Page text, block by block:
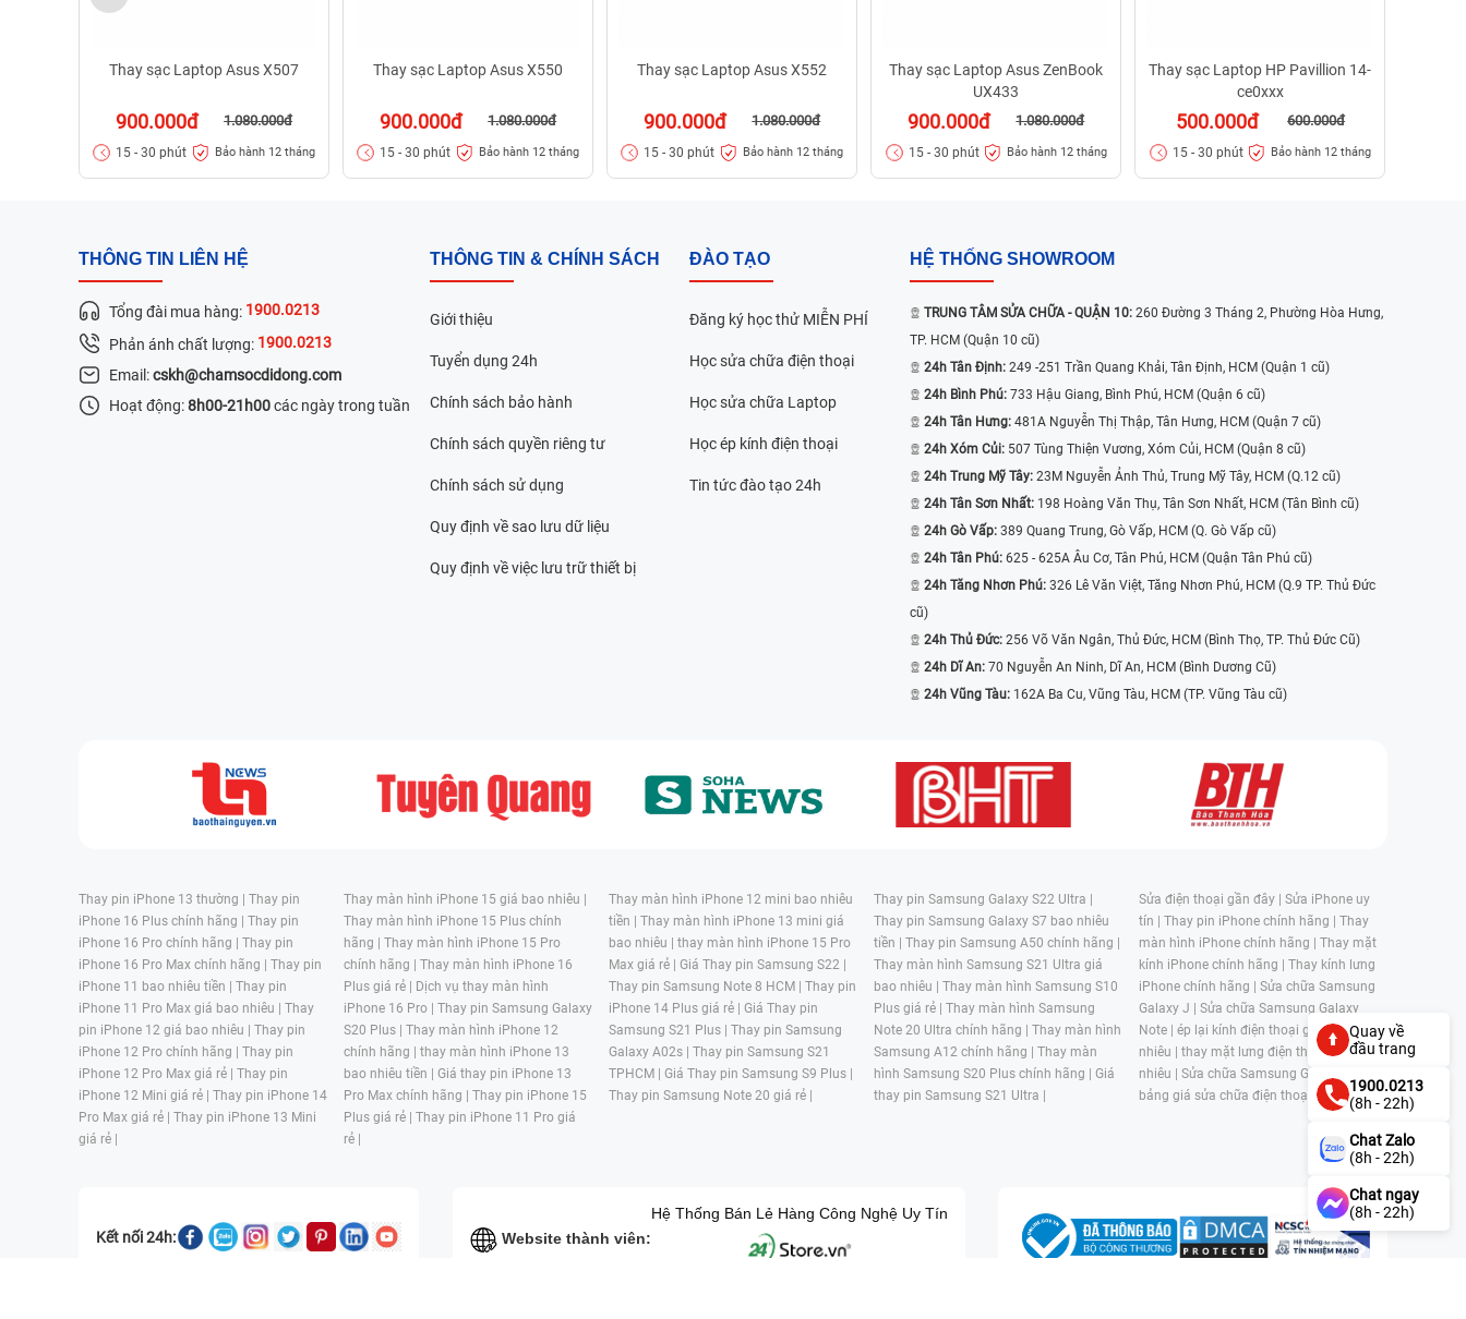
Thay sạc Laptop Asus X507
900.000đ 1.080.000đ
15 - 30 phút Bảo hành 12 tháng
Thay sạc Laptop Asus X550
900.000đ 1.080.000đ
15 - 30 phút Bảo hành 12 tháng
Thay sạc Laptop Asus X552
900.000đ 1.080.000đ
15 - 30 phút Bảo hành 12 tháng
Thay sạc Laptop Asus ZenBook
UX433
900.000đ 1.080.000đ
15 - 30 phút Bảo hành 12 tháng
Thay sạc Laptop HP Pavillion 14-
ce0xxx
500.000đ 600.000đ
15 - 30 phút Bảo hành 12 tháng
THÔNG TIN LIÊN HỆ
Tổng đài mua hàng: 1900.0213
Phản ánh chất lượng: 1900.0213
Email:cskh@chamsocdidong.com
Hoạt động:8h00-21h00các ngày trong tuần
THÔNG TIN & CHÍNH SÁCH
Giới thiệu
Tuyển dụng 24h
Chính sách bảo hành
Chính sách quyền riêng tư
Chính sách sử dụng
Quy định về sao lưu dữ liệu
Quy định về việc lưu trữ thiết bị
ĐÀO TẠO
Đăng ký học thử MIỄN PHÍ
Học sửa chữa điện thoại
Học sửa chữa Laptop
Học ép kính điện thoại
Tin tức đào tạo 24h
HỆ THỐNG SHOWROOM
TRUNG TÂM SỬA CHỮA - QUẬN 10: 260 Đường 3 Tháng 2, Phường Hòa Hưng,
TP. HCM (Quận 10 cũ)
24h Tân Định: 249 -251 Trần Quang Khải, Tân Định, HCM (Quận 1 cũ)
24h Bình Phú: 733 Hậu Giang, Bình Phú, HCM (Quận 6 cũ)
24h Tân Hưng: 481A Nguyễn Thị Thập, Tân Hưng, HCM (Quận 7 cũ)
24h Xóm Củi: 507 Tùng Thiện Vương, Xóm Củi, HCM (Quận 8 cũ)
24h Trung Mỹ Tây: 23M Nguyễn Ảnh Thủ, Trung Mỹ Tây, HCM (Q.12 cũ)
24h Tân Sơn Nhất: 198 Hoàng Văn Thụ, Tân Sơn Nhất, HCM (Tân Bình cũ)
24h Gò Vấp: 389 Quang Trung, Gò Vấp, HCM (Q. Gò Vấp cũ)
24h Tân Phú: 625 - 625A Âu Cơ, Tân Phú, HCM (Quận Tân Phú cũ)
24h Tăng Nhơn Phú: 326 Lê Văn Việt, Tăng Nhơn Phú, HCM (Q.9 TP. Thủ Đức
cũ)
24h Thủ Đức: 256 Võ Văn Ngân, Thủ Đức, HCM (Bình Thọ, TP. Thủ Đức Cũ)
24h Dĩ An: 70 Nguyễn An Ninh, Dĩ An, HCM (Bình Dương Cũ)
24h Vũng Tàu: 162A Ba Cu, Vũng Tàu, HCM (TP. Vũng Tàu cũ)
Thay pin iPhone 13 thường | Thay pin
iPhone 16 Plus chính hãng | Thay pin
iPhone 16 Pro chính hãng | Thay pin
iPhone 16 Pro Max chính hãng | Thay pin
iPhone 11 bao nhiêu tiền | Thay pin
iPhone 11 Pro Max giá bao nhiêu | Thay
pin iPhone 12 giá bao nhiêu | Thay pin
iPhone 12 Pro chính hãng | Thay pin
iPhone 12 Pro Max giá rẻ | Thay pin
iPhone 12 Mini giá rẻ | Thay pin iPhone 14
Pro Max giá rẻ | Thay pin iPhone 13 Mini
giá rẻ |
Thay màn hình iPhone 15 giá bao nhiêu |
Thay màn hình iPhone 15 Plus chính
hãng | Thay màn hình iPhone 15 Pro
chính hãng | Thay màn hình iPhone 16
Plus giá rẻ | Dịch vụ thay màn hình
iPhone 16 Pro | Thay pin Samsung Galaxy
S20 Plus | Thay màn hình iPhone 12
chính hãng | thay màn hình iPhone 13
bao nhiêu tiền | Giá thay pin iPhone 13
Pro Max chính hãng | Thay pin iPhone 15
Plus giá rẻ | Thay pin iPhone 11 Pro giá
rẻ |
Thay màn hình iPhone 12 mini bao nhiêu
tiền | Thay màn hình iPhone 13 mini giá
bao nhiêu | thay màn hình iPhone 15 Pro
Max giá rẻ | Giá Thay pin Samsung S22 |
Thay pin Samsung Note 8 HCM | Thay pin
iPhone 14 Plus giá rẻ | Giá Thay pin
Samsung S21 Plus | Thay pin Samsung
Galaxy A02s | Thay pin Samsung S21
TPHCM | Giá Thay pin Samsung S9 Plus |
Thay pin Samsung Note 20 giá rẻ |
Thay pin Samsung Galaxy S22 Ultra |
Thay pin Samsung Galaxy S7 bao nhiêu
tiền | Thay pin Samsung A50 chính hãng |
Thay màn hình Samsung S21 Ultra giá
bao nhiêu | Thay màn hình Samsung S10
Plus giá rẻ | Thay màn hình Samsung
Note 20 Ultra chính hãng | Thay màn hình
Samsung A12 chính hãng | Thay màn
hình Samsung S20 Plus chính hãng | Giá
thay pin Samsung S21 Ultra |
Sửa điện thoại gần đây | Sửa iPhone uy
tín | Thay pin iPhone chính hãng | Thay
màn hình iPhone chính hãng | Thay mặt
kính iPhone chính hãng | Thay kính lưng
iPhone chính hãng | Sửa chữa Samsung
Galaxy J | Sửa chữa Samsung Galaxy
Note | ép lại kính điện thoại giá bao
nhiêu | thay mặt lưng điện thoại giá bao
nhiêu | Sửa chữa Samsung Galaxy S |
bảng giá sửa chữa điện thoại samsung |
Kết nối 24h: Website thành viên:
Hệ Thống Bán Lẻ Hàng Công Nghệ Uy Tín
Quay về
đầu trang
1900.0213
(8h - 22h)
Chat Zalo
(8h - 22h)
Chat ngay
(8h - 22h)